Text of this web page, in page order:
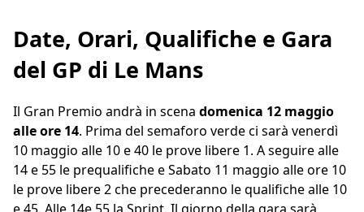
Date, Orari, Qualifiche e Gara
del GP di Le Mans
Il Gran Premio andrà in scena domenica 12 maggio
alle ore 14. Prima del semaforo verde ci sarà venerdì
10 maggio alle 10 e 40 le prove libere 1. A seguire alle
14 e 55 le prequalifiche e Sabato 11 maggio alle ore 10
le prove libere 2 che precederanno le qualifiche alle 10